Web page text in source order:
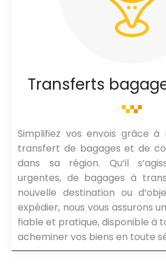
Transferts
Simplifiez vos envois grâce
transfert de bagages et de
dans sa région. Qu’il
urgentes, de bagages à
nouvelle destination ou
expédier, nous vous assurons
fiable et pratique, disponible à
acheminer vos biens en toute